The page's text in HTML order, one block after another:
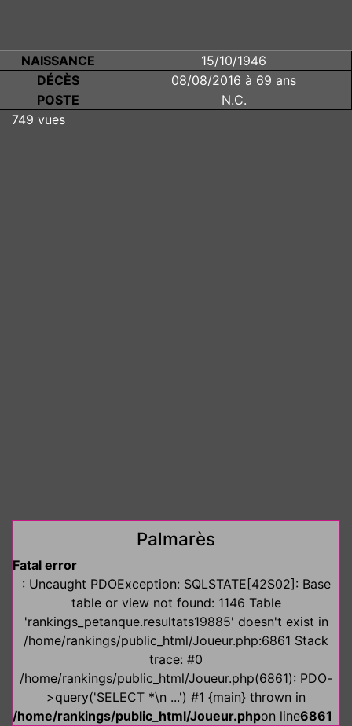
NAISSANCE
15/10/1946
DÉCÈS
08/08/2016 à 69 ans
POSTE
N.C.
749 vues
Palmarès
Fatal error
: Uncaught PDOException: SQLSTATE[42S02]: Base
table or view not found: 1146 Table
'rankings_petanque.resultats19885' doesn't exist in
/home/rankings/public_html/Joueur.php:6861 Stack
trace: #0
/home/rankings/public_html/Joueur.php(6861): PDO-
>query('SELECT *\n ...') #1 {main} thrown in
/home/rankings/public_html/Joueur.phpon line6861